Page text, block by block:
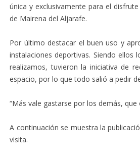
única y exclusivamente para el
de Mairena del Aljarafe.
Por último destacar el buen uso y
instalaciones deportivas. Siendo ellos
realizamos, tuvieron la iniciativa de
espacio, por lo que todo salió a pedir
“Más vale gastarse por los demás,
A continuación se muestra la
visita.